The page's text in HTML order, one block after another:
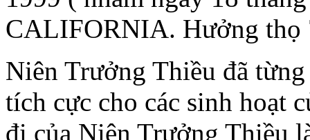
CALIFORNIA. Hưởng thọ
Niên Trưởng Thiều đã
tích cực cho các sinh hoạt
đi của Niên Trưởng Thiều